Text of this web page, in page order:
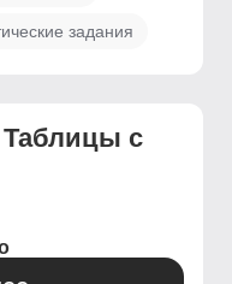
задания
Таблицы с